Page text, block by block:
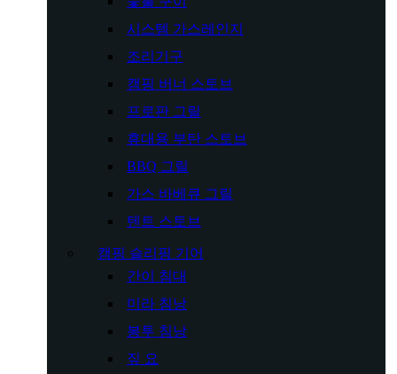
시스템 가스레인지
조리기구
캠핑 버너 스토브
프로판 그릴
휴대용 부탄 스토브
BBQ 그릴
가스 바베큐 그릴
텐트 스토브
캠핑 슬리핑 기어
간이 침대
미라 침낭
봉투 침낭
짚 요